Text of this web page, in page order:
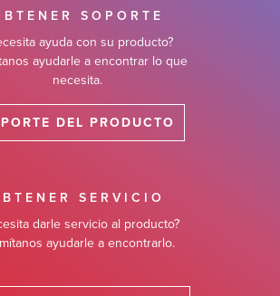
SOPORTE
ayuda con su producto?
ayudarle a encontrar lo que
necesita.
DEL PRODUCTO
SERVICIO
darle servicio al producto?
ayudarle a encontrarlo.